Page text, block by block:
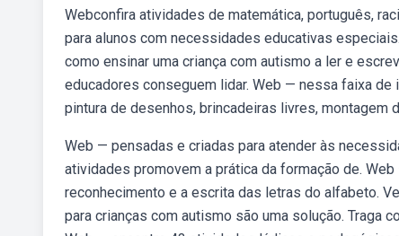
Webconfira atividades de matemática, português,
para alunos com necessidades educativas
como ensinar uma criança com autismo a ler e
educadores conseguem lidar. Web — nessa faixa
pintura de desenhos, brincadeiras livres, montagem
Web — pensadas e criadas para atender às
atividades promovem a prática da formação de.
reconhecimento e a escrita das letras do alfabeto.
para crianças com autismo são uma solução. Traga